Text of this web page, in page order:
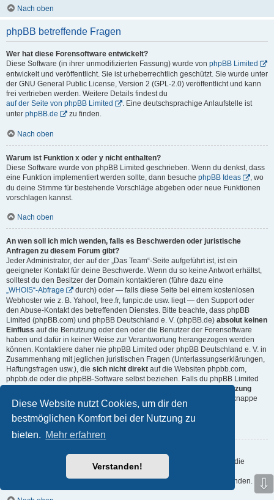
Diese Website nutzt Cookies, um dir den
bestmöglichen Komfort bei der Nutzung zu
bieten. Mehr erfahren
Verstanden!
Nach oben
phpBB betreffende Fragen
Wer hat diese Forensoftware entwickelt?
Diese Software (in ihrer unmodifizierten Fassung) wurde von phpBB Limited
entwickelt und veröffentlicht. Sie ist urheberrechtlich geschützt. Sie wurde unter
der GNU General Public License, Version 2 (GPL-2.0) veröffentlicht und kann
frei vertrieben werden. Weitere Details findest du
auf der Seite von phpBB Limited
. Eine deutschsprachige Anlaufstelle ist
unter phpBB.de zu finden.
Nach oben
Warum ist Funktion x oder y nicht enthalten?
Diese Software wurde von phpBB Limited geschrieben. Wenn du denkst, dass
eine Funktion implementiert werden sollte, dann besuche phpBB Ideas
, wo
du deine Stimme für bestehende Vorschläge abgeben oder neue Funktionen
vorschlagen kannst.
Nach oben
An wen soll ich mich wenden, falls es Beschwerden oder juristische
Anfragen zu diesem Forum gibt?
Jeder Administrator, der auf der „Das Team“-Seite aufgeführt ist, ist ein
geeigneter Kontakt für deine Beschwerde. Wenn du so keine Antwort erhältst,
solltest du den Besitzer der Domain kontaktieren (führe dazu eine
„WHOIS“-Abfrage
durch) oder — falls diese Seite bei einem kostenlosen
Webhoster wie z. B. Yahoo!, free.fr, funpic.de usw. liegt — den Support oder
den Abuse-Kontakt des betreffenden Dienstes. Bitte beachte, dass phpBB
Limited (phpBB.com) und phpBB Deutschland e. V. (phpBB.de) absolut keinen
Einfluss auf die Benutzung oder den oder die Benutzer der Forensoftware
haben und dafür in keiner Weise zur Verantwortung herangezogen werden
können. Kontaktiere daher nie phpBB Limited oder phpBB Deutschland e. V. in
Zusammenhang mit jeglichen juristischen Fragen (Unterlassungserklärungen,
Haftungsfragen usw.), die sich nicht direkt auf die Websiten phpbb.com,
phpbb.de oder die phpBB-Software selbst beziehen. Falls du phpBB Limited
Softwarenutzung
durch Dritte betreffen, so wirst du, wenn überhaupt, höchstens eine knappe
Antwort erhalten.
Alle Benutzer des Boards können das Kontaktformular nutzen, wenn die
Funktion durch die Board-Administration aktiviert wurde.
Mitglieder des Boards können zusätzlich den Link „Das Team“ verwenden.
⇩